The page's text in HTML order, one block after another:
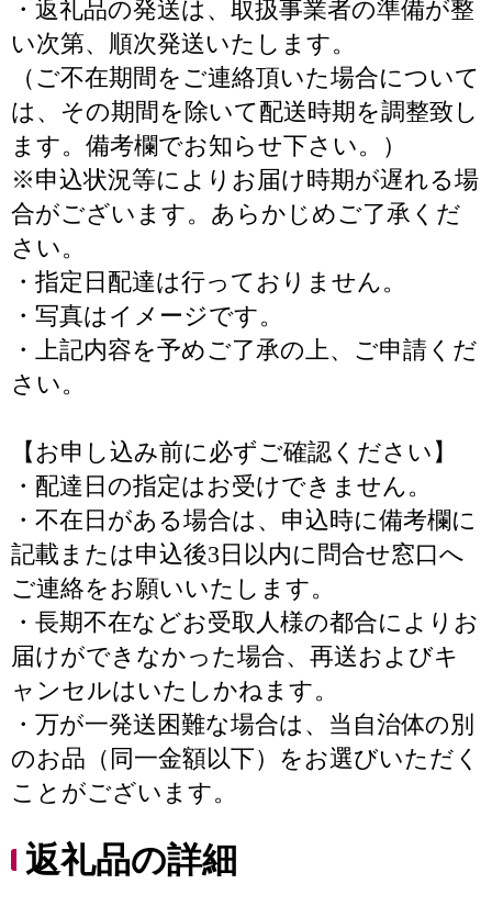
・返礼品の発送は、取扱事業者の準備が整
い次第、順次発送いたします。
（ご不在期間をご連絡頂いた場合について
は、その期間を除いて配送時期を調整致し
ます。備考欄でお知らせ下さい。）
※申込状況等によりお届け時期が遅れる場
合がございます。あらかじめご了承くだ
さい。
・指定日配達は行っておりません。
・写真はイメージです。
・上記内容を予めご了承の上、ご申請くだ
さい。
【お申し込み前に必ずご確認ください】
・配達日の指定はお受けできません。
・不在日がある場合は、申込時に備考欄に
記載または申込後3日以内に問合せ窓口へ
ご連絡をお願いいたします。
・長期不在などお受取人様の都合によりお
届けができなかった場合、再送およびキ
ャンセルはいたしかねます。
・万が一発送困難な場合は、当自治体の別
のお品（同一金額以下）をお選びいただく
ことがございます。
返礼品の詳細